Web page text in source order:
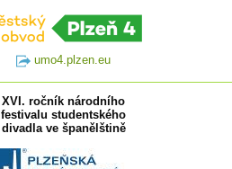
umo4.plzen.eu
XVI. ročník národního
festivalu studentského
divadla ve španělštině